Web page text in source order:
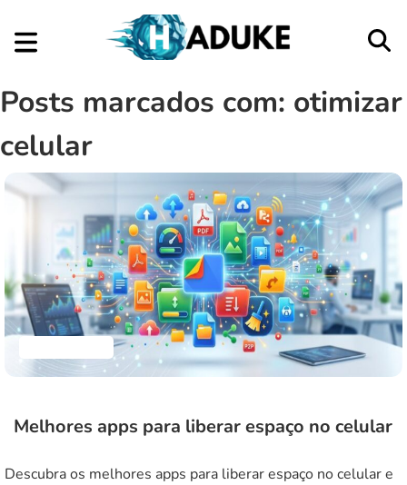
Posts marcados com: otimizar
celular
Melhores apps para liberar espaço no celular
Descubra os melhores apps para liberar espaço no celular e